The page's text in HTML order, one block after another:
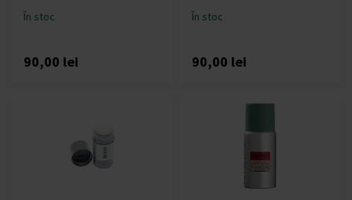
În stoc
90,00 lei
În stoc
90,00 lei